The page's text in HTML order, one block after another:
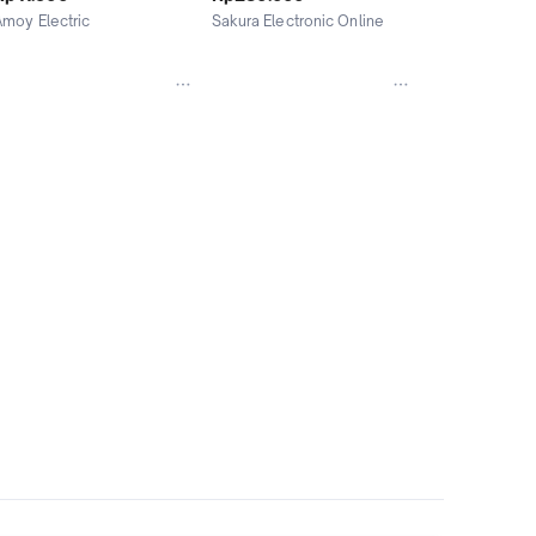
audio jack canon
sound system
Electric
Echo Digital 8 potensio by
SJ
Sakura Electronic Online